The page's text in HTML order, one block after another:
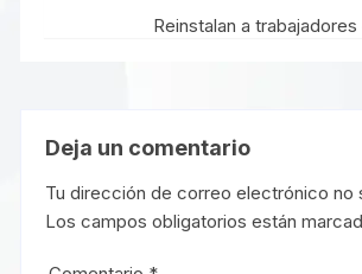
Reinstalan a
Deja un comentario
Tu dirección de correo electrónico no
Los campos obligatorios están